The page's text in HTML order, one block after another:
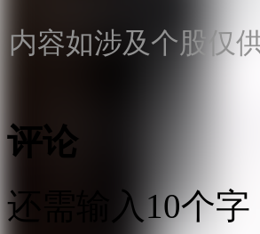
内容如涉及个股仅
评论
还需输入10个字